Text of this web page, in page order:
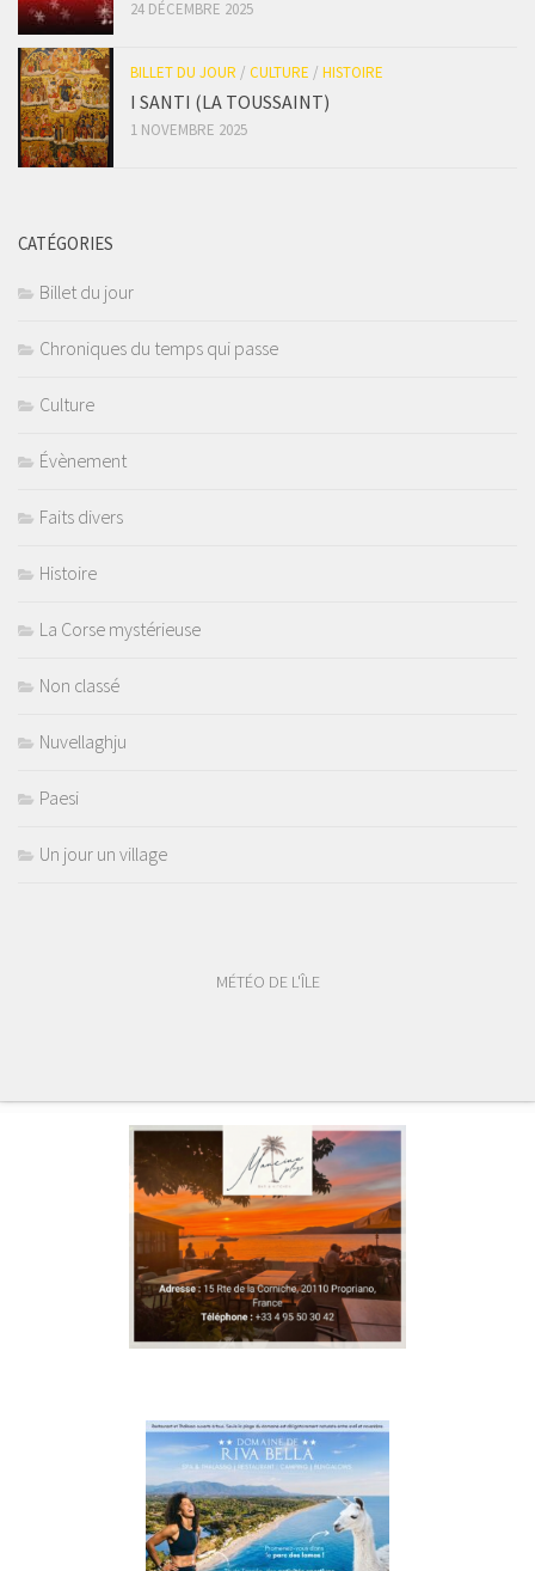
24 DÉCEMBRE 2025
BILLET DU JOUR / CULTURE / HISTOIRE
I SANTI (LA TOUSSAINT)
1 NOVEMBRE 2025
CATÉGORIES
Billet du jour
Chroniques du temps qui passe
Culture
Évènement
Faits divers
Histoire
La Corse mystérieuse
Non classé
Nuvellaghju
Paesi
Un jour un village
MÉTÉO DE L'ÎLE